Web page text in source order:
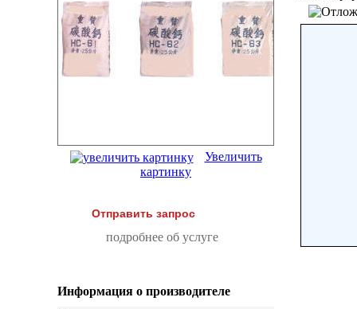
Увеличить
картинку
Отправить запрос
подробнее об услуге
Информация о производителе